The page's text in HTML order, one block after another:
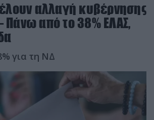
αλλαγή κυβέρνησης
Πάνω από το 38% ΕΛΑΣ,
για τη ΝΔ